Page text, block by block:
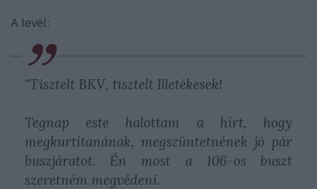
A levél:
"Tisztelt BKV, tisztelt Illetékesek!
Tegnap este halottam a hírt, hogy
megkurtítanának, megszüntetnének jó pár
buszjáratot. Én most a 106-os buszt
szeretném megvédeni.